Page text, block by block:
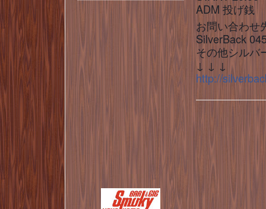
ADM 投げ銭
お問い合わせ
SilverBack
その他シルバ
↓ ↓ ↓
http://